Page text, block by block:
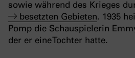
sowie während des Krieges
besetzten Gebieten. 1935
Pomp die Schauspielerin
der er eine Tochter hatte.